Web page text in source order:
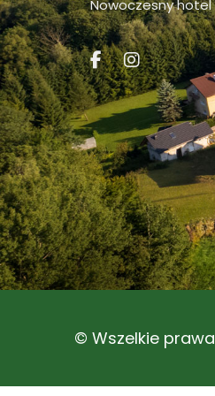
Nowoczesny hotel
© Wszelkie